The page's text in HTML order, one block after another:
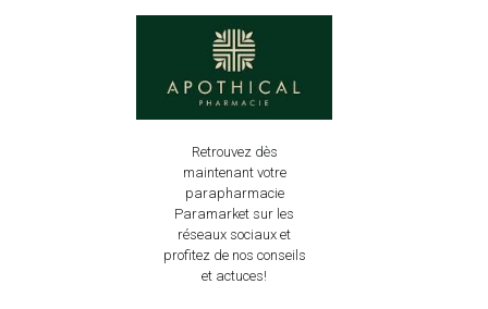
Retrouvez dès
maintenant votre
parapharmacie
Paramarket sur les
réseaux sociaux et
profitez de nos conseils
et actuces!